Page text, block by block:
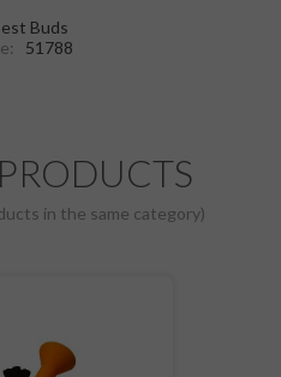
Buds
51788
in the same category)